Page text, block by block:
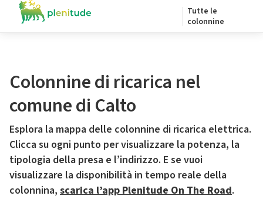
Tutte le
colonnine
Colonnine di ricarica nel
comune di Calto
Esplora la mappa delle colonnine di ricarica elettrica.
Clicca su ogni punto per visualizzare la potenza, la
tipologia della presa e l’indirizzo. E se vuoi
visualizzare la disponibilità in tempo reale della
colonnina, scarica l’app Plenitude On The Road.